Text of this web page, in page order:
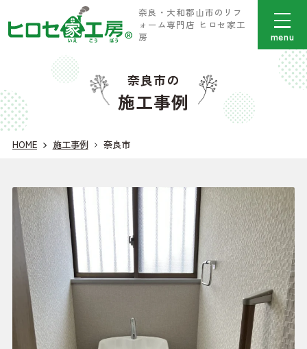
奈良・大和郡山市のリフ
ォーム専門店 ヒロセ家工
房
menu
奈良市の
施工事例
HOME 施工事例 奈良市